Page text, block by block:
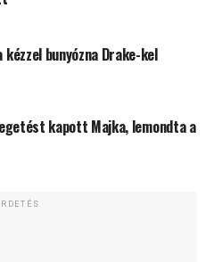
bunyózna Drake-kel
kapott Majka, lemondta a